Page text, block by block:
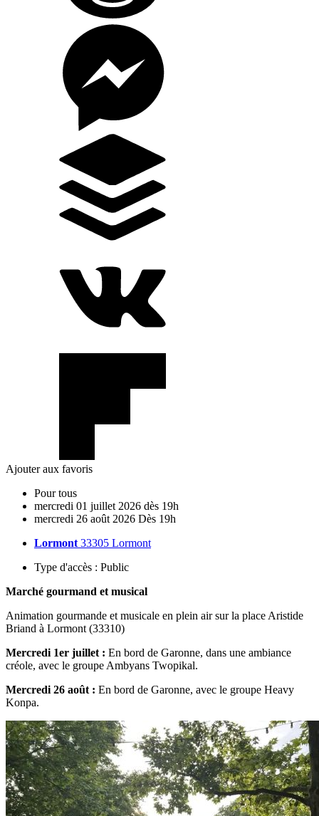
Ajouter aux favoris
Pour tous
mercredi 01 juillet 2026 dès 19h
mercredi 26 août 2026 Dès 19h
Lormont 33305 Lormont
Type d'accès : Public
Marché gourmand et musical
Animation gourmande et musicale en plein air sur la place Aristide
Briand à Lormont (33310)
Mercredi 1er juillet : En bord de Garonne, dans une ambiance
créole, avec le groupe Ambyans Twopikal.
Mercredi 26 août : En bord de Garonne, avec le groupe Heavy
Konpa.